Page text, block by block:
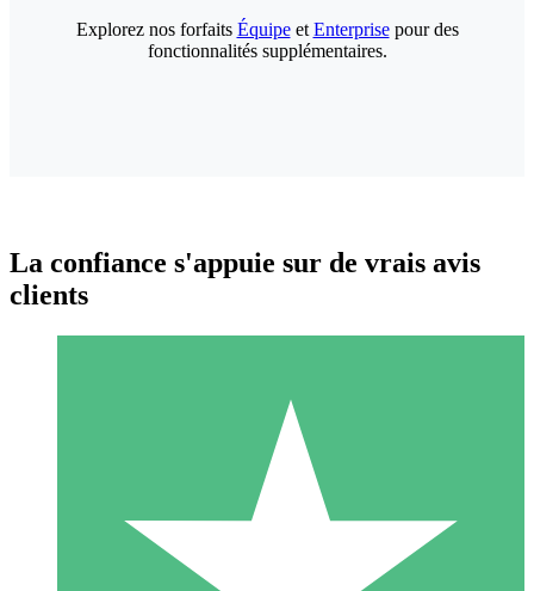
Packs de Crédits Individuels
Payez à l'utilisation avec des crédits de téléchargement. Sans
Explorez nos forfaits Équipeet Enterprisepour des
fonctionnalités supplémentaires.
La confiance s'appuie sur de vrais avis
clients